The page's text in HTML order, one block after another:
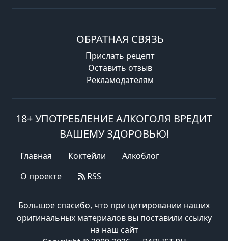
ОБРАТНАЯ СВЯЗЬ
Прислать рецепт
Оставить отзыв
Рекламодателям
18+ УПОТРЕБЛЕНИЕ АЛКОГОЛЯ ВРЕДИТ
ВАШЕМУ ЗДОРОВЬЮ!
Главная Коктейли
Алкоблог
О проекте
RSS
Большое спасибо, что при цитировании наших
оригинальных материалов вы поставили ссылку
на наш сайт